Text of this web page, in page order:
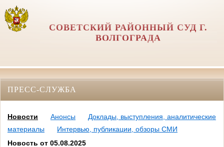
СОВЕТСКИЙ РАЙОННЫЙ СУД Г.
ВОЛГОГРАДА
ПРЕСС-СЛУЖБА
Новости Анонсы
Доклады, выступления, аналитические
материалы
Интервью, публикации, обзоры СМИ
Новость от 05.08.2025